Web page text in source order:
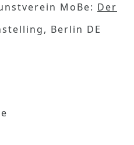
MoBe: Der
Berlin DE